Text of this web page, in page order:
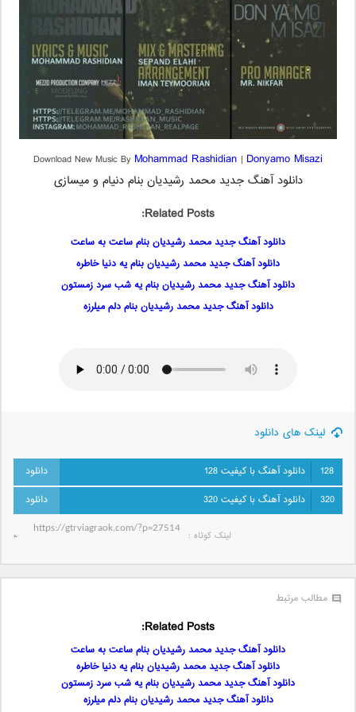
Download New Music By Mohammad Rashidian | Donyamo Misazi
دانلود آهنگ جدید محمد رشیدیان بنام دنیام و میسازی
Related Posts:
دانلود آهنگ جدید محمد رشیدیان بنام ساعت به ساعت
دانلود آهنگ جدید محمد رشیدیان بنام یه دنیا خاطره
دانلود آهنگ جدید محمد رشیدیان بنام یه شب سرد زمستون
دانلود آهنگ جدید محمد رشیدیان بنام دلم میلرزه
لینک های دانلود
128
دانلود آهنگ با کیفیت 128
320
دانلود آهنگ با کیفیت 320
لینک کوتاه‌ :
مطالب مرتبط
Related Posts:
دانلود آهنگ جدید محمد رشیدیان بنام ساعت به ساعت
دانلود آهنگ جدید محمد رشیدیان بنام یه دنیا خاطره
دانلود آهنگ جدید محمد رشیدیان بنام یه شب سرد زمستون
دانلود آهنگ جدید محمد رشیدیان بنام دلم میلرزه